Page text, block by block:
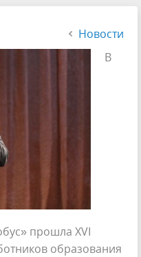
Новости
В
прошла ХVI
образования